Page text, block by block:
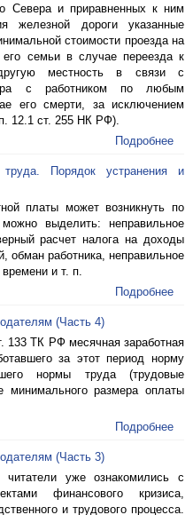
Севера и приравненных к ним
железной дороги указанные
стоимости проезда на
семьи в случае переезда к
местность в связи с
с работником по любым
его смерти, за исключением
12.1 ст. 255 НК РФ).
Подробнее
Порядок устранения и
платы может возникнуть по
выделить: неправильное
расчет налога на доходы
обман работника, неправильное
и т. п.
Подробнее
(Часть 4)
133 ТК РФ месячная заработная
за этот период норму
нормы труда (трудовые
минимального размера оплаты
Подробнее
(Часть 3)
уже ознакомились с
финансового кризиса,
и трудового процесса.